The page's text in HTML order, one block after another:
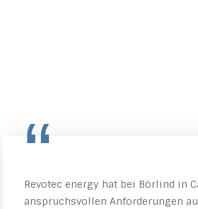
“
Revotec energy hat bei Börlind in
anspruchsvollen Anforderungen